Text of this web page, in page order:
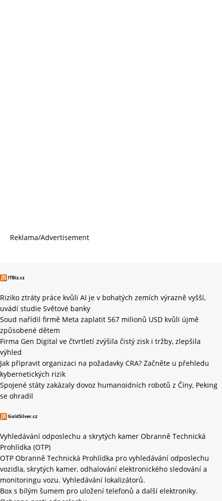
Reklama/Advertisement
ITBiz.cz
Riziko ztráty práce kvůli AI je v bohatých zemích výrazně vyšší,
uvádí studie Světové banky
Soud nařídil firmě Meta zaplatit 567 milionů USD kvůli újmě
způsobené dětem
Firma Gen Digital ve čtvrtletí zvýšila čistý zisk i tržby, zlepšila
výhled
Jak připravit organizaci na požadavky CRA? Začněte u přehledu
kybernetických rizik
Spojené státy zakázaly dovoz humanoidních robotů z Číny, Peking
se ohradil
GoldSilver.cz
Vyhledávání odposlechu a skrytých kamer Obranně Technická
Prohlídka (OTP)
OTP Obranně Technická Prohlídka pro vyhledávání odposlechu
vozidla, skrytých kamer, odhalování elektronického sledování a
monitoringu vozu. Vyhledávání lokalizátorů.
Box s bílým šumem pro uložení telefonů a další elektroniky.